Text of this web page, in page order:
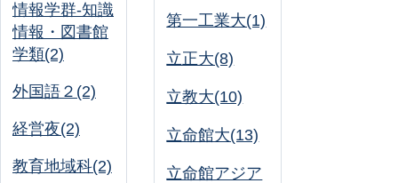
情報学群-知識
情報・図書館
学類(2)
外国語２(2)
経営夜(2)
教育地域科(2)
第一工業大(1)
立正大(8)
立教大(10)
立命館大(13)
立命館アジア